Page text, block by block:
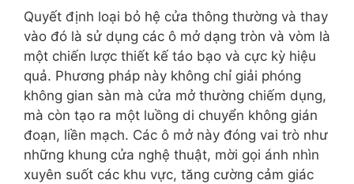
Quyết định loại bỏ hệ cửa thông thường và thay
vào đó là sử dụng các ô mở dạng tròn và vòm là
một chiến lược thiết kế táo bạo và cực kỳ hiệu
quả. Phương pháp này không chỉ giải phóng
không gian sàn mà cửa mở thường chiếm dụng,
mà còn tạo ra một luồng di chuyển không gián
đoạn, liền mạch. Các ô mở này đóng vai trò như
những khung cửa nghệ thuật, mời gọi ánh nhìn
xuyên suốt các khu vực, tăng cường cảm giác